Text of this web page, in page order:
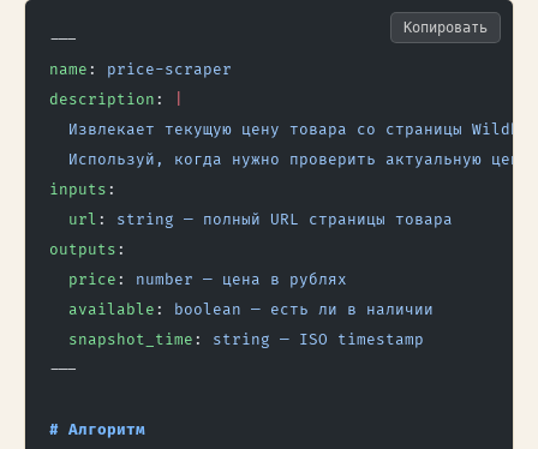
---
name : price-scraper
description :
Извлекает текущую цену товара со страницы
Используй, когда нужно проверить актуальную цену
inputs :
  url
: string — полный URL страницы товара
outputs :
  price
: number — цена в рублях
  available
: boolean — есть ли в наличии
  snapshot_time
: string — ISO timestamp
---
# Алгоритм
Копировать